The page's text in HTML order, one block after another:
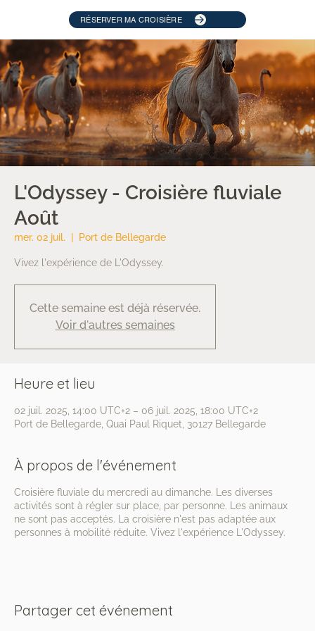
RÉSERVER MA CROISIÈRE
L'Odyssey - Croisière fluviale
Août
mer. 02 juil. Port de Bellegarde
Vivez l'expérience de L'Odyssey.
Cette semaine est déjà réservée.
Voir d'autres semaines
Heure et lieu
02 juil. 2025, 14:00 UTC+2 – 06 juil. 2025, 18:00 UTC+2
Port de Bellegarde, Quai Paul Riquet, 30127 Bellegarde
À propos de l'événement
Croisière fluviale du mercredi au dimanche. Les diverses
activités sont à régler sur place, par personne. Les animaux
ne sont pas acceptés. La croisière n'est pas adaptée aux
personnes à mobilité réduite. Vivez l'expérience L'Odyssey.
Partager cet événement